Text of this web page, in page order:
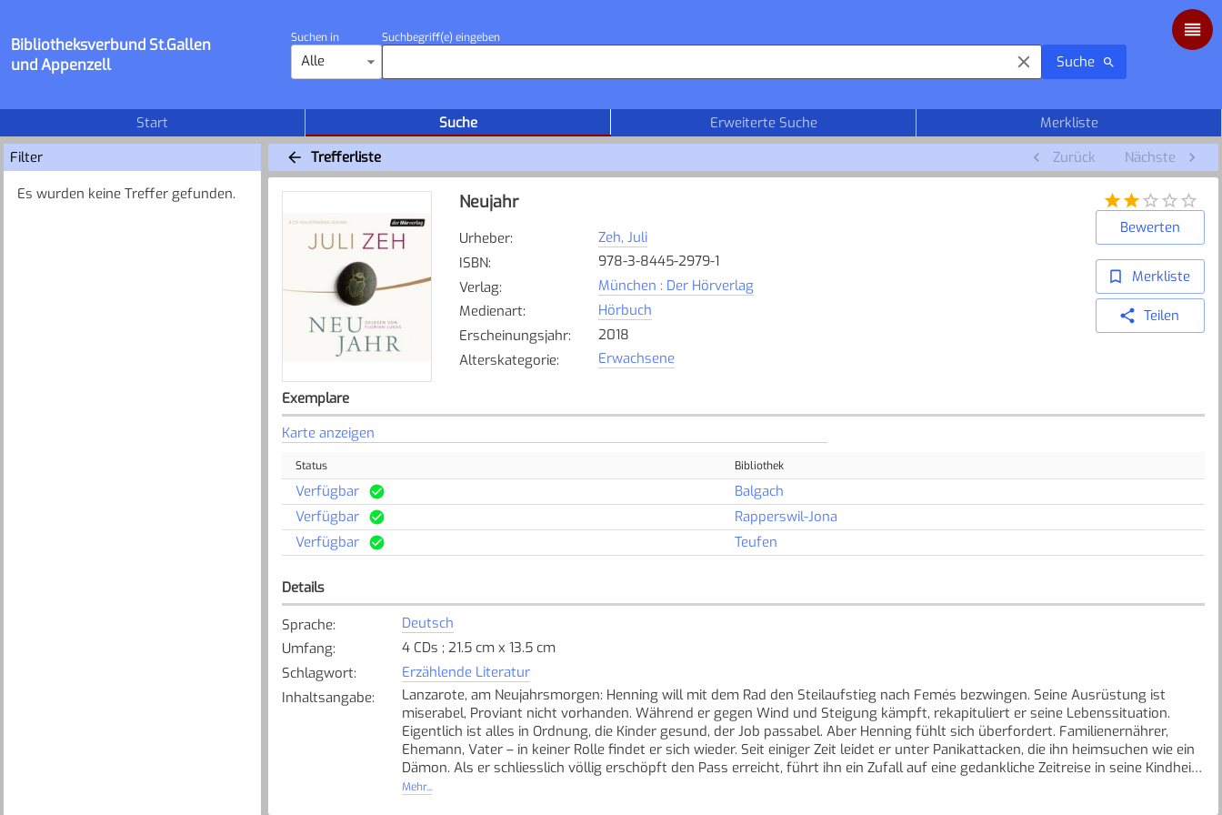
Bibliotheksverbund St.Gallen
und Appenzell
Suchen in
Alle
Suchbegriff(e) eingeben
Suche
Start Suche Erweiterte Suche
Merkliste
Filter
Es wurden keine Treffer gefunden.
Trefferliste Zurück Nächste
Neujahr
Urheber:
Zeh, Juli
ISBN:
978-3-8445-2979-1
Verlag:
München : Der Hörverlag
Medienart:
Hörbuch
Erscheinungsjahr:
2018
Alterskategorie: Erwachsene
Bewerten
Merkliste
Teilen
Exemplare
Karte anzeigen
Status Bibliothek
Verfügbar
Balgach
Verfügbar
Rapperswil-Jona
Verfügbar
Teufen
Details
Sprache:
Deutsch
Umfang:
4 CDs ; 21.5 cm x 13.5 cm
Schlagwort:
Erzählende Literatur
Inhaltsangabe:
Lanzarote, am Neujahrsmorgen: Henning will mit dem Rad den Steilaufstieg nach Femés bezwingen. Seine Ausrüstung ist
miserabel, Proviant nicht vorhanden. Während er gegen Wind und Steigung kämpft, rekapituliert er seine Lebenssituation.
Eigentlich ist alles in Ordnung, die Kinder gesund, der Job passabel. Aber Henning fühlt sich überfordert. Familienernährer,
Ehemann, Vater – in keiner Rolle findet er sich wieder. Seit einiger Zeit leidet er unter Panikattacken, die ihn heimsuchen wie ein
Dämon. Als er schliesslich völlig erschöpft den Pass erreicht, führt ihn ein Zufall auf eine gedankliche Zeitreise in seine Kindheit.
Schlagartig durchlebt er wieder, was ihn einmal fast das Leben gekostet und bis heute geprägt hat. „Neujahr“ erzählt die
Mehr...